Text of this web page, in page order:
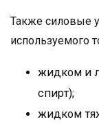
Также силовые
используемого
жидком и
спирт);
жидком